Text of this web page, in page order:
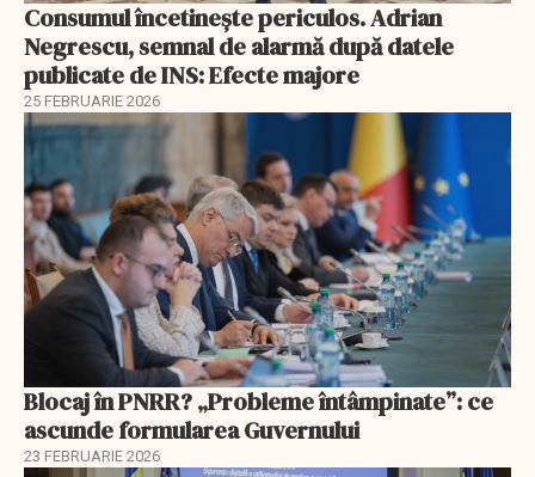
Consumul încetineşte periculos. Adrian
Negrescu, semnal de alarmă după datele
publicate de INS: Efecte majore
25 FEBRUARIE 2026
Blocaj în PNRR? „Probleme întâmpinate”: ce
ascunde formularea Guvernului
23 FEBRUARIE 2026